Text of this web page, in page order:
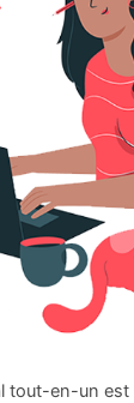
tout-en-un est